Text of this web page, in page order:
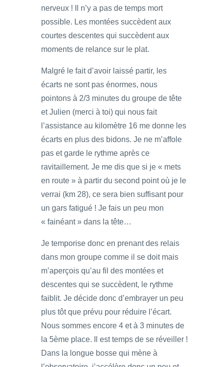
nerveux ! Il n’y a pas de temps mort
possible. Les montées succèdent aux
courtes descentes qui succèdent aux
moments de relance sur le plat.
Malgré le fait d’avoir laissé partir, les
écarts ne sont pas énormes, nous
pointons à 2/3 minutes du groupe de tête
et Julien (merci à toi) qui nous fait
l’assistance au kilomètre 16 me donne les
écarts en plus des bidons. Je ne m’affole
pas et garde le rythme après ce
ravitaillement. Je me dis que si je « mets
en route » à partir du second point où je le
verrai (km 28), ce sera bien suffisant pour
un gars fatigué ! Je fais un peu mon
« fainéant » dans la tête…
Je temporise donc en prenant des relais
dans mon groupe comme il se doit mais
m’aperçois qu’au fil des montées et
descentes qui se succèdent, le rythme
faiblit. Je décide donc d’embrayer un peu
plus tôt que prévu pour réduire l’écart.
Nous sommes encore 4 et à 3 minutes de
la 5ème place. Il est temps de se réveiller !
Dans la longue bosse qui mène à